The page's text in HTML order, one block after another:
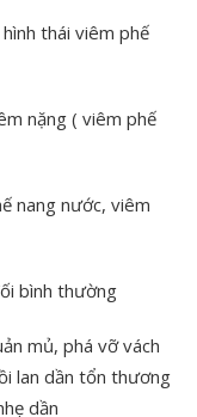
thái viêm phế
nặng ( viêm phế
nang nước, viêm
bình thường
mủ, phá vỡ vách
lan dần tổn thương
dần